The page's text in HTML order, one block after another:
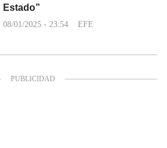
Estado”
08/01/2025 - 23:54 EFE